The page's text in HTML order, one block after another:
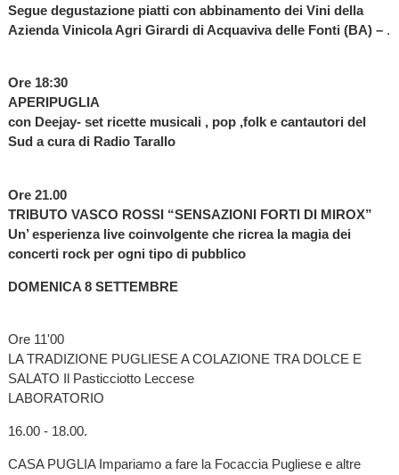
Segue degustazione piatti con abbinamento dei Vini della
Azienda Vinicola Agri Girardi di Acquaviva delle Fonti (BA) – .
Ore 18:30
APERIPUGLIA
con Deejay- set ricette musicali , pop ,folk e cantautori del
Sud a cura di Radio Tarallo
Ore 21.00
TRIBUTO VASCO ROSSI “SENSAZIONI FORTI DI MIROX”
Un’ esperienza live coinvolgente che ricrea la magia dei
concerti rock per ogni tipo di pubblico
DOMENICA 8 SETTEMBRE
Ore 11'00
LA TRADIZIONE PUGLIESE A COLAZIONE TRA DOLCE E
SALATO Il Pasticciotto Leccese
LABORATORIO
16.00 - 18.00.
CASA PUGLIA Impariamo a fare la Focaccia Pugliese e altre